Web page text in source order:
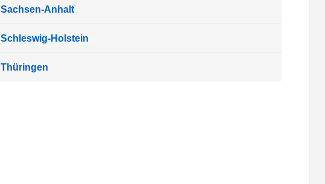
Sachsen-Anhalt
Schleswig-Holstein
Thüringen